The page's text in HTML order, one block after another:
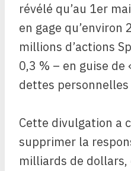
révélé qu’au 1er
en gage qu’environ
millions d’actions
0,3 % – en guise de
dettes personnelles
Cette divulgation a
supprimer la
milliards de